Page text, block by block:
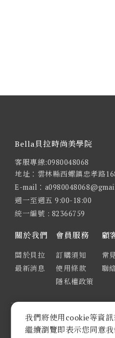
Bella貝拉時尚美學院
客服專線:0980048068
地址：雲林縣西螺鎮忠孝路
E-mail：
週一至週五 9:00-
統一編號 : 82366759
關於我們
關於貝拉
最新消息
會員服務
訂購須知
使用條款
隱私權政策
顧
常
聯
COPYRIGHT © 2024
RIGHTS
我們將使用cookie等資訊
繼續瀏覽即表示您同意我